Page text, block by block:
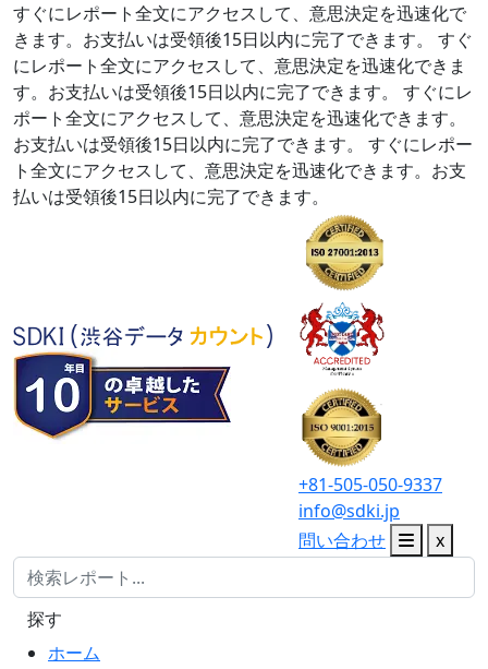
すぐにレポート全文にアクセスして、意思決定を迅速化で
きます。お支払いは受領後15日以内に完了できます。
すぐ
にレポート全文にアクセスして、意思決定を迅速化できま
す。お支払いは受領後15日以内に完了できます。
すぐにレ
ポート全文にアクセスして、意思決定を迅速化できます。
お支払いは受領後15日以内に完了できます。
すぐにレポー
ト全文にアクセスして、意思決定を迅速化できます。お支
払いは受領後15日以内に完了できます。
+81-505-050-9337
info@sdki.jp
問い合わせ
x
ホーム
探す